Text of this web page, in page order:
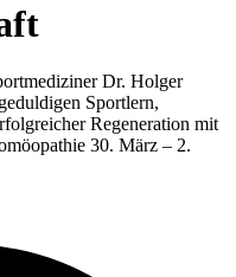
Dr. Holger
Sportlern,
Regeneration mit
30. März – 2.